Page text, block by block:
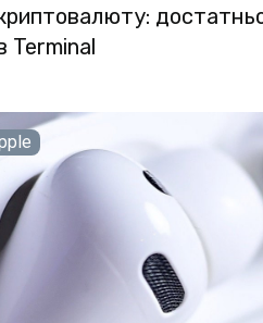
Terminal